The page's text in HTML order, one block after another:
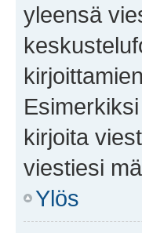
yleensä
kirjoita
viestiesi
Ylös